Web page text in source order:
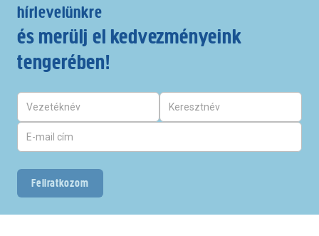
hírlevelünkre
és merülj el kedvezményeink
tengerében!
Feliratkozom